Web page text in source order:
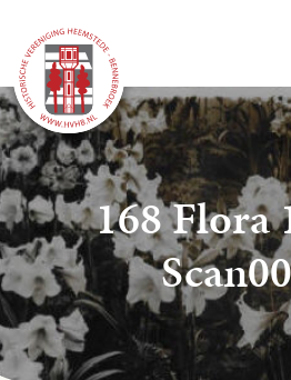
168 Flora